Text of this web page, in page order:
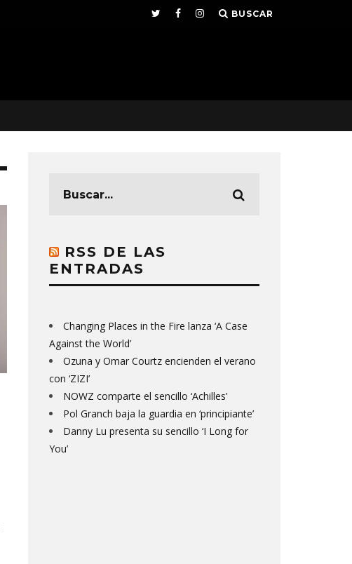
BUSCAR
RSS DE LAS
ENTRADAS
Changing Places in the Fire lanza ‘A Case
Against the World’
Ozuna y Omar Courtz encienden el verano
con ‘ZIZI’
NOWZ comparte el sencillo ‘Achilles’
Pol Granch baja la guardia en ‘principiante’
Danny Lu presenta su sencillo ‘I Long for
You’